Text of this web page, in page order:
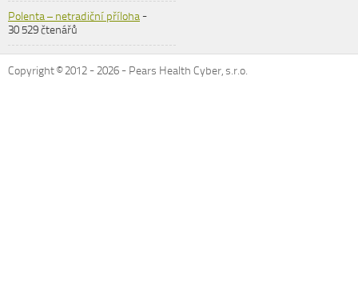
Polenta – netradiční příloha-
30 529 čtenářů
Copyright © 2012 -2026 - Pears Health Cyber, s.r.o.